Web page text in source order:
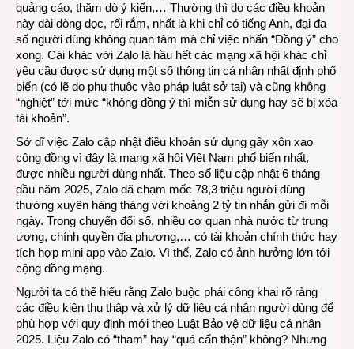
quảng cáo, thăm dò ý kiến,… Thường thì do các điều khoản
này dài dòng dọc, rối rắm, nhất là khi chỉ có tiếng Anh, đại đa
số người dùng không quan tâm mà chỉ việc nhấn “Đồng ý” cho
xong. Cái khác với Zalo là hầu hết các mạng xã hội khác chỉ
yêu cầu được sử dụng một số thông tin cá nhân nhất định phổ
biến (có lẽ do phụ thuộc vào pháp luật sở tại) và cũng không
“nghiệt” tới mức “không đồng ý thì miễn sử dụng hay sẽ bị xóa
tài khoản”.
Sở dĩ việc Zalo cập nhật điều khoản sử dụng gây xôn xao
cộng đồng vì đây là mạng xã hội Việt Nam phổ biến nhất,
được nhiều người dùng nhất. Theo số liệu cập nhật 6 tháng
đầu năm 2025, Zalo đã chạm mốc 78,3 triệu người dùng
thường xuyên hàng tháng với khoảng 2 tỷ tin nhắn gửi đi mỗi
ngày. Trong chuyển đổi số, nhiều cơ quan nhà nước từ trung
ương, chính quyền địa phương,… có tài khoản chính thức hay
tích hợp mini app vào Zalo. Vì thế, Zalo có ảnh hưởng lớn tới
cộng đồng mạng.
Người ta có thể hiểu rằng Zalo buộc phải công khai rõ ràng
các điều kiện thu thập và xử lý dữ liệu cá nhân người dùng để
phù hợp với quy định mới theo Luật Bảo vệ dữ liệu cá nhân
2025. Liệu Zalo có “tham” hay “quá cẩn thận” không? Nhưng